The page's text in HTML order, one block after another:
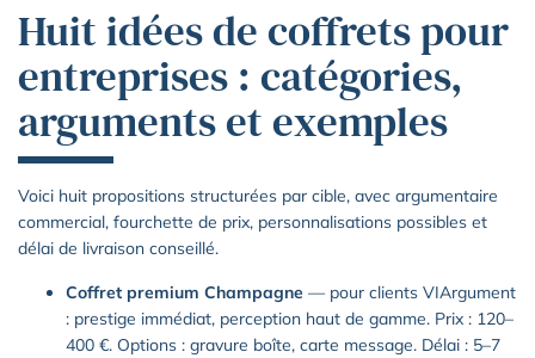
Huit idées de coffrets pour
entreprises : catégories,
arguments et exemples
Voici huit propositions structurées par cible, avec argumentaire
commercial, fourchette de prix, personnalisations possibles et
délai de livraison conseillé.
Coffret premium Champagne — pour clients VIArgument
: prestige immédiat, perception haut de gamme. Prix : 120–
400 €. Options : gravure boîte, carte message. Délai : 5–7